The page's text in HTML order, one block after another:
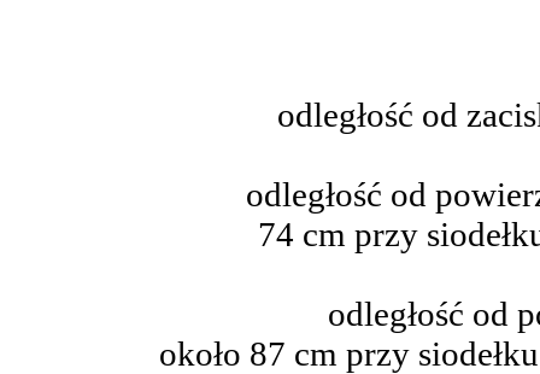
odległość od
odległość od
74 cm przy
odległość od
około 87 cm przy